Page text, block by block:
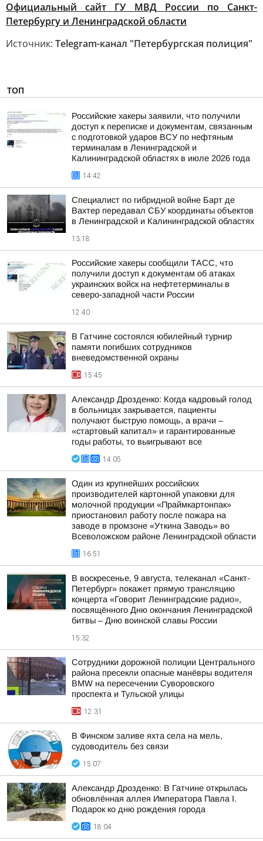
Официальный сайт ГУ МВД России по Санкт-
Петербургу и Ленинградской области
Источник: Telegram-канал "Петербургская полиция"
ТОП
Российские хакеры заявили, что получили
доступ к переписке и документам, связанным
с подготовкой ударов ВСУ по нефтяным
терминалам в Ленинградской и
Калининградской областях в июле 2026 года
14:42
Специалист по гибридной войне Барт де
Вахтер передавал СБУ координаты объектов
в Ленинградской и Калининградской областях
13:18
Российские хакеры сообщили ТАСС, что
получили доступ к документам об атаках
украинских войск на нефтетерминалы в
северо-западной части России
12:40
В Гатчине состоялся юбилейный турнир
памяти погибших сотрудников
вневедомственной охраны
15:45
Александр Дрозденко: Когда кадровый голод
в больницах закрывается, пациенты
получают быструю помощь, а врачи –
«стартовый капитал» и гарантированные
годы работы, то выигрывают все
14:05
Один из крупнейших российских
производителей картонной упаковки для
молочной продукции «Праймкартонпак»
приостановил работу после пожара на
заводе в промзоне «Уткина Заводь» во
Всеволожском районе Ленинградской области
16:51
В воскресенье, 9 августа, телеканал «Санкт-
Петербург» покажет прямую трансляцию
концерта «Говорит Ленинградские радио»,
посвящённого Дню окончания Ленинградской
битвы – Дню воинской славы России
15:32
Сотрудники дорожной полиции Центрального
района пресекли опасные манёвры водителя
BMW на пересечении Суворовского
проспекта и Тульской улицы
12:31
В Финском заливе яхта села на мель,
судоводитель без связи
15:07
Александр Дрозденко: В Гатчине открылась
обновлённая аллея Императора Павла I.
Подарок ко дню рождения города
18:04